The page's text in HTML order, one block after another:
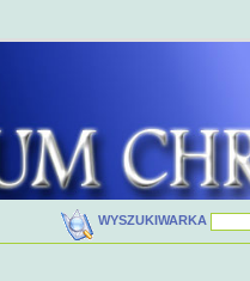
WYSZUKIWARKA